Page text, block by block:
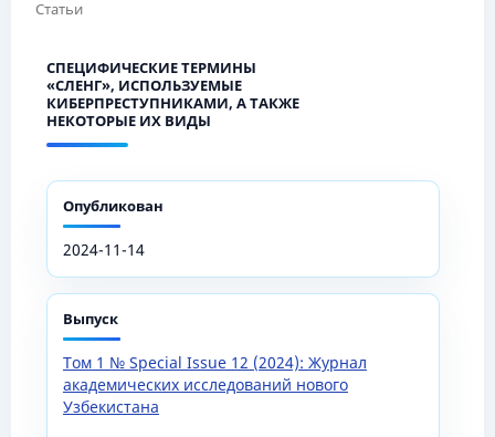
Статьи
СПЕЦИФИЧЕСКИЕ ТЕРМИНЫ
«СЛЕНГ», ИСПОЛЬЗУЕМЫЕ
КИБЕРПРЕСТУПНИКАМИ, А ТАКЖЕ
НЕКОТОРЫЕ ИХ ВИДЫ
Опубликован
2024-11-14
Выпуск
Том 1 № Special Issue 12 (2024): Журнал
академических исследований нового
Узбекистана